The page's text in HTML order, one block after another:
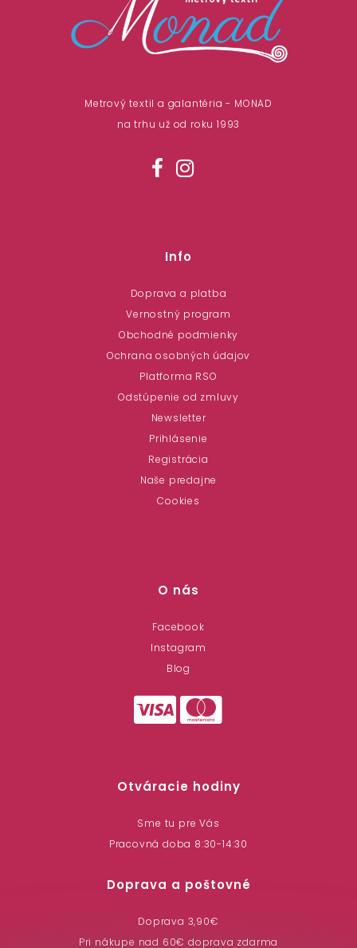
Metrový textil a galantéria - MONAD
na trhu už od roku 1993
Info
Doprava a platba
Vernostný program
Obchodné podmienky
Ochrana osobných údajov
Platforma RSO
Odstúpenie od zmluvy
Newsletter
Prihlásenie
Registrácia
Naše predajne
Cookies
O nás
Facebook
Instagram
Blog
Otváracie hodiny
Sme tu pre Vás
Pracovná doba 8:30-14:30
Doprava a poštovné
Doprava 3,90€
Pri nákupe nad 60€ doprava zdarma